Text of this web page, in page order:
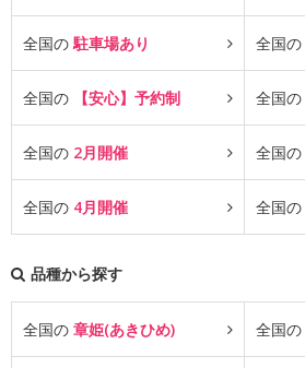
全国の駐車場あり 全国の
全国の 【安心】予約制 全国の
全国の 2月開催 全国の
全国の 4月開催 全国の
品種から探す
全国の 章姫(あきひめ) 全国の